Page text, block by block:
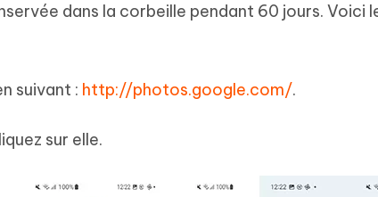
dans la corbeille pendant 60 jours. Voici
suivant : http://photos.google.com/.
sur elle.